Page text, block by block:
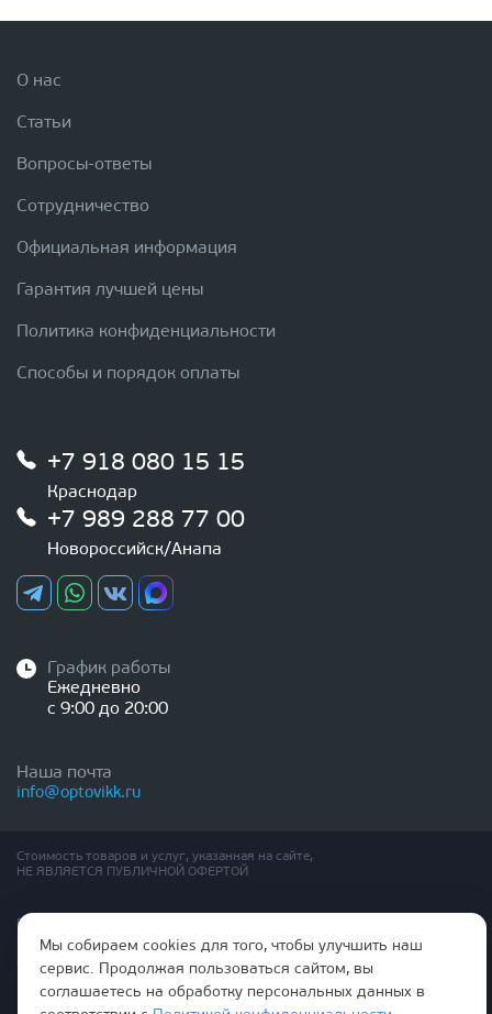
О нас
Статьи
Вопросы-ответы
Сотрудничество
Официальная информация
Гарантия лучшей цены
Политика конфиденциальности
Способы и порядок оплаты
+7 918 080 15 15
Краснодар
+7 989 288 77 00
Новороссийск/Анапа
График работы
Ежедневно
с 9:00 до 20:00
Наша почта
info@optovikk.ru
Стоимость товаров и услуг, указанная на сайте,
НЕ ЯВЛЯЕТСЯ ПУБЛИЧНОЙ ОФЕРТОЙ
Правила эксплутации входных и межкомнатных дверей
Политика обработки персональных данных
Согласие на обработку персональных данных
Мы собираем cookies для того, чтобы улучшить наш
сервис. Продолжая пользоваться сайтом, вы
соглашаетесь на обработку персональных данных в